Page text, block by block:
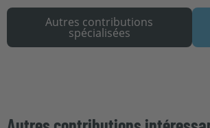
Autres contributions
spécialisées